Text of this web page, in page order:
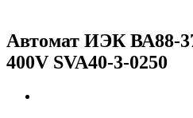
Автомат ИЭК ВА88-
400V SVA40-3-0250